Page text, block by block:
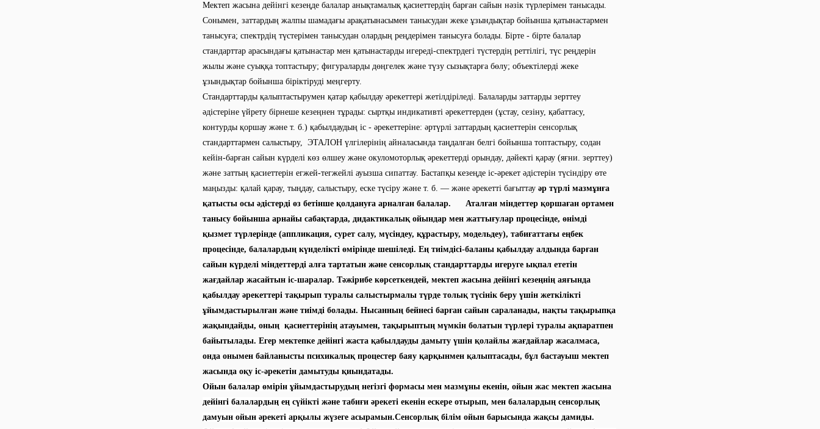
Мектеп жасына дейінгі кезеңде балалар анықтамалық қасиеттердің барған сайын нәзік түрлерімен танысады.
Сонымен, заттардың жалпы шамадағы арақатынасымен танысудан жеке ұзындықтар бойынша қатынастармен
танысуға; спектрдің түстерімен танысудан олардың реңдерімен танысуға болады. Бірте - бірте балалар
стандарттар арасындағы қатынастар мен қатынастарды игереді-спектрдегі түстердің реттілігі, түс реңдерін
жылы және суыққа топтастыру; фигураларды дөңгелек және түзу сызықтарға бөлу; объектілерді жеке
ұзындықтар бойынша біріктіруді меңгерту.
Стандарттарды қалыптастырумен қатар қабылдау әрекеттері жетілдіріледі. Балаларды заттарды зерттеу
әдістеріне үйрету бірнеше кезеңнен тұрады: сыртқы индикативті әрекеттерден (ұстау, сезіну, қабаттасу,
контурды қоршау және т. б.) қабылдаудың іс - әрекеттеріне: әртүрлі заттардың қасиеттерін сенсорлық
стандарттармен салыстыру, ЭТАЛОН үлгілерінің айналасында таңдалған белгі бойынша топтастыру, содан
кейін-барған сайын күрделі көз өлшеу және окуломоторлық әрекеттерді орындау, дәйекті қарау (яғни. зерттеу)
және заттың қасиеттерін егжей-тегжейлі ауызша сипаттау. Бастапқы кезеңде іс-әрекет әдістерін түсіндіру өте
маңызды: қалай қарау, тыңдау, салыстыру, еске түсіру және т. б. — және әрекетті бағыттау әр түрлі мазмұнға
қатысты осы әдістерді өз бетінше қолдануға арналған балалар. Аталған міндеттер қоршаған ортамен
танысу бойынша арнайы сабақтарда, дидактикалық ойындар мен жаттығулар процесінде, өнімді
қызмет түрлерінде (аппликация, сурет салу, мүсіндеу, құрастыру, модельдеу), табиғаттағы еңбек
процесінде, балалардың күнделікті өмірінде шешіледі. Ең тиімдісі-баланы қабылдау алдында барған
сайын күрделі міндеттерді алға тартатын және сенсорлық стандарттарды игеруге ықпал ететін
жағдайлар жасайтын іс-шаралар. Тәжірибе көрсеткендей, мектеп жасына дейінгі кезеңнің аяғында
қабылдау әрекеттері тақырып туралы салыстырмалы түрде толық түсінік беру үшін жеткілікті
ұйымдастырылған және тиімді болады. Нысанның бейнесі барған сайын сараланады, нақты тақырыпқа
жақындайды, оның қасиеттерінің атауымен, тақырыптың мүмкін болатын түрлері туралы ақпаратпен
байытылады. Егер мектепке дейінгі жаста қабылдауды дамыту үшін қолайлы жағдайлар жасалмаса,
онда онымен байланысты психикалық процестер баяу қарқынмен қалыптасады, бұл бастауыш мектеп
жасында оқу іс-әрекетін дамытуды қиындатады.
Ойын балалар өмірін ұйымдастырудың негізгі формасы мен мазмұны екенін, ойын жас мектеп жасына
дейінгі балалардың ең сүйікті және табиғи әрекеті екенін ескере отырып, мен балалардың сенсорлық
дамуын ойын әрекеті арқылы жүзеге асырамын.Сенсорлық білім ойын барысында жақсы дамиды.